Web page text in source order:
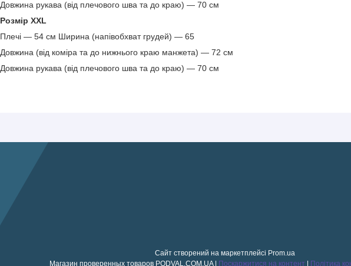
Довжина рукава (від плечового шва та до краю) — 70 см
Розмір XXL
Плечі — 54 см Ширина (напівобхват грудей) — 65
Довжина (від коміра та до нижнього краю манжета) — 72 см
Довжина рукава (від плечового шва та до краю) — 70 см
Сайт створений на маркетплейсі Prom.ua
Поскаржитися на контент Політика